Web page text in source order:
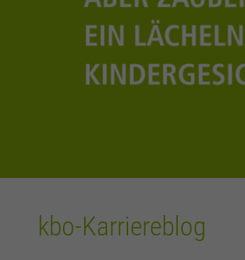
kbo-Karriereblog